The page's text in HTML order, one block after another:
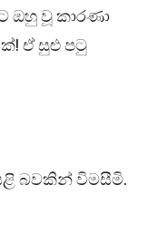
වූ කාරණා
ඒ සුළු පටු
බවකින් විමසීමි.